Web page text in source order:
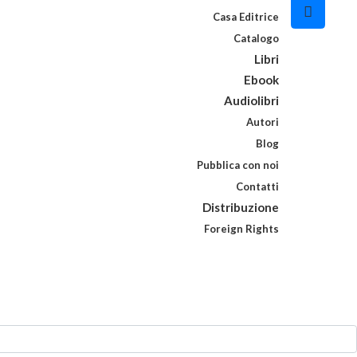
Casa Editrice
Catalogo
Libri
Ebook
Audiolibri
Autori
Blog
Pubblica con noi
Contatti
Distribuzione
Foreign Rights